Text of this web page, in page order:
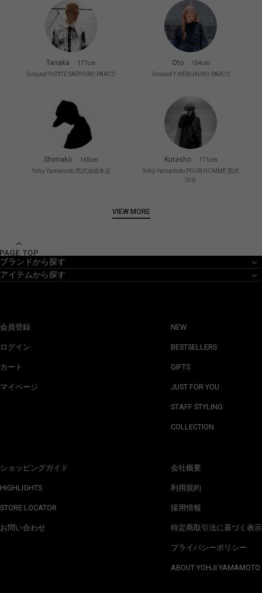
Tanaka
177cm
Ground Y+S’YTE SAPPORO PARCO
Oto
154cm
Ground Y IKEBUKURO PARCO
Shimako
165cm
Yohji Yamamoto 西武池袋本店
Kurasho
171cm
Yohji Yamamoto POUR HOMME 西武
渋谷
VIEW MORE
ブランドから探す
アイテムから探す
会員登録
ログイン
カート
マイページ
ショッピングガイド
HIGHLIGHTS
STORE LOCATOR
お問い合わせ
NEW
BESTSELLERS
GIFTS
JUST FOR YOU
STAFF STYLING
COLLECTION
会社概要
利用規約
採用情報
特定商取引法に基づく表示
プライバシーポリシー
ABOUT YOHJI YAMAMOTO